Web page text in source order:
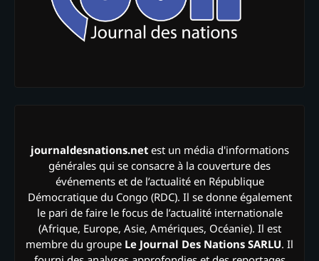
journaldesnations.netest un média d'informations
générales qui se consacre à la couverture des
événements et de l’actualité en République
Démocratique du Congo (RDC). Il se donne également
le pari de faire le focus de l’actualité internationale
(Afrique, Europe, Asie, Amériques, Océanie). Il est
membre du groupe Le Journal Des Nations SARLU. Il